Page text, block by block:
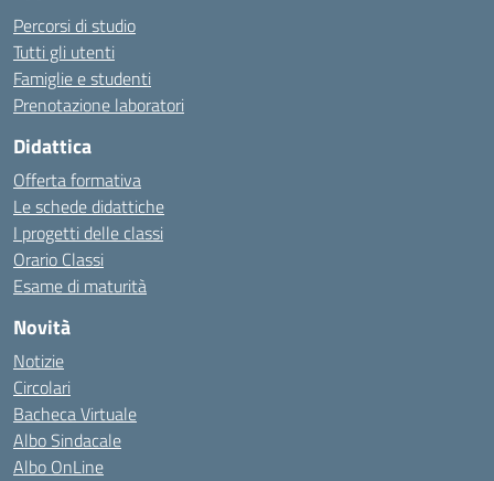
Percorsi di studio
Tutti gli utenti
Famiglie e studenti
Prenotazione laboratori
Didattica
Offerta formativa
Le schede didattiche
I progetti delle classi
Orario Classi
Esame di maturità
Novità
Notizie
Circolari
Bacheca Virtuale
Albo Sindacale
Albo OnLine